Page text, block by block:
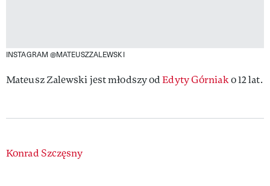
INSTAGRAM @MATEUSZZALEWSKI
Mateusz Zalewski jest młodszy odEdyty Górniako 12 lat.
Authors
Konrad Szczęsny